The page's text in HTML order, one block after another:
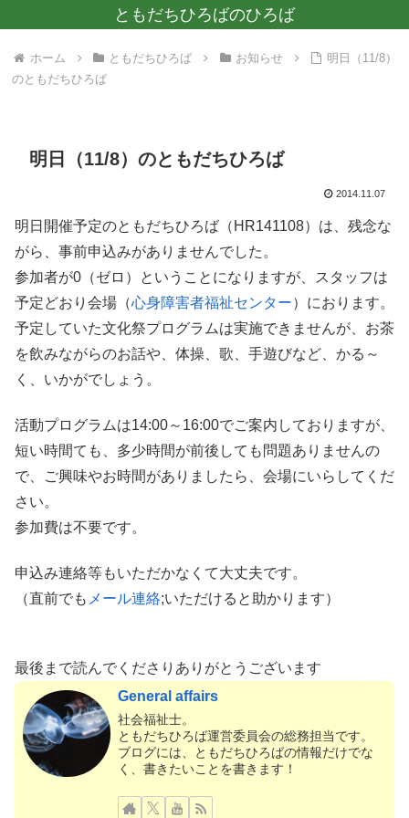
ともだちひろばのひろば
ホーム ともだちひろば お知らせ
明日（11/8）
のともだちひろば
明日（11/8）のともだちひろば
2014.11.07
明日開催予定のともだちひろば（HR141108）は、残念な
がら、事前申込みがありませんでした。
参加者が0（ゼロ）ということになりますが、スタッフは
予定どおり会場（心身障害者福祉センター）におります。
予定していた文化祭プログラムは実施できませんが、お茶
を飲みながらのお話や、体操、歌、手遊びなど、かる～
く、いかがでしょう。
活動プログラムは14:00～16:00でご案内しておりますが、
短い時間ても、多少時間が前後しても問題ありませんの
で、ご興味やお時間がありましたら、会場にいらしてくだ
さい。
参加費は不要です。
申込み連絡等もいただかなくて大丈夫です。
（直前でも メール連絡;いただけると助かります）
最後まで読んでくださりありがとうございます
General affairs
社会福祉士。
ともだちひろば運営委員会の総務担当です。
ブログには、ともだちひろばの情報だけでな
く、書きたいことを書きます！